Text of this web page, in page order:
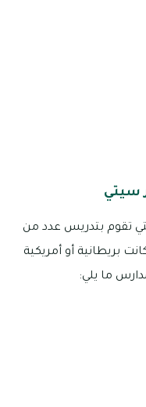
سيتي
تقوم بتدريس عدد من
بريطانية أو أمريكية
ما يلي: